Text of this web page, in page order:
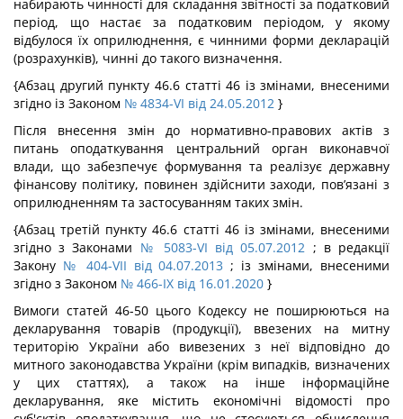
набирають чинності для складання звітності за податковий
період, що настає за податковим періодом, у якому
відбулося їх оприлюднення, є чинними форми декларацій
(розрахунків), чинні до такого визначення.
{Абзац другий пункту 46.6 статті 46 із змінами, внесеними
згідно із Законом № 4834-VI від 24.05.2012 }
Після внесення змін до нормативно-правових актів з
питань оподаткування центральний орган виконавчої
влади, що забезпечує формування та реалізує державну
фінансову політику, повинен здійснити заходи, пов’язані з
оприлюдненням та застосуванням таких змін.
{Абзац третій пункту 46.6 статті 46 із змінами, внесеними
згідно з Законами № 5083-VI від 05.07.2012 ; в редакції
Закону № 404-VII від 04.07.2013 ; із змінами, внесеними
згідно з Законом № 466-IX від 16.01.2020 }
Вимоги статей 46-50 цього Кодексу не поширюються на
декларування товарів (продукції), ввезених на митну
територію України або вивезених з неї відповідно до
митного законодавства України (крім випадків, визначених
у цих статтях), а також на інше інформаційне
декларування, яке містить економічні відомості про